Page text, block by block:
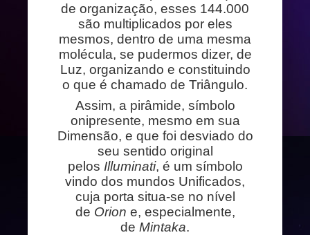
de organização, esses 144.000
são multiplicados por eles
mesmos, dentro de uma mesma
molécula, se pudermos dizer, de
Luz, organizando e constituindo
o que é chamado de Triângulo.
Assim, a pirâmide, símbolo
onipresente, mesmo em sua
Dimensão, e que foi desviado do
seu sentido original
pelos Illuminati, é um símbolo
vindo dos mundos Unificados,
cuja porta situa-se no nível
de Orion e, especialmente,
de Mintaka.